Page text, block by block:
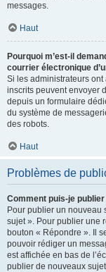
messages.
Haut
Pourquoi m’est-il
courrier électronique
Si les administrateurs
inscrits peuvent envoyer
depuis un formulaire
du système de
des robots.
Haut
Problèmes de
Comment puis-je
Pour publier un nouveau
sujet ». Pour publier une
bouton « Répondre ». Il
pouvoir rédiger un
est affichée en bas de
publier de nouveaux